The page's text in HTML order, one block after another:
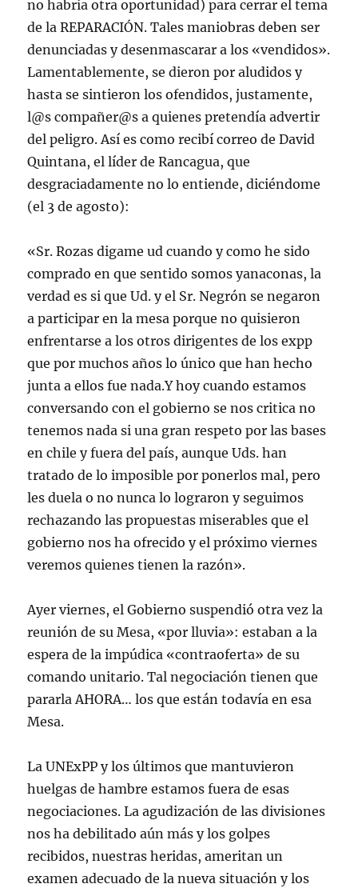
no habría otra oportunidad) para cerrar el tema
de la REPARACIÓN. Tales maniobras deben ser
denunciadas y desenmascarar a los «vendidos».
Lamentablemente, se dieron por aludidos y
hasta se sintieron los ofendidos, justamente,
l@s compañer@s a quienes pretendía advertir
del peligro. Así es como recibí correo de David
Quintana, el líder de Rancagua, que
desgraciadamente no lo entiende, diciéndome
(el 3 de agosto):
«Sr. Rozas digame ud cuando y como he sido
comprado en que sentido somos yanaconas, la
verdad es si que Ud. y el Sr. Negrón se negaron
a participar en la mesa porque no quisieron
enfrentarse a los otros dirigentes de los expp
que por muchos años lo único que han hecho
junta a ellos fue nada.Y hoy cuando estamos
conversando con el gobierno se nos critica no
tenemos nada si una gran respeto por las bases
en chile y fuera del país, aunque Uds. han
tratado de lo imposible por ponerlos mal, pero
les duela o no nunca lo lograron y seguimos
rechazando las propuestas miserables que el
gobierno nos ha ofrecido y el próximo viernes
veremos quienes tienen la razón».
Ayer viernes, el Gobierno suspendió otra vez la
reunión de su Mesa, «por lluvia»: estaban a la
espera de la impúdica «contraoferta» de su
comando unitario. Tal negociación tienen que
pararla AHORA… los que están todavía en esa
Mesa.
La UNExPP y los últimos que mantuvieron
huelgas de hambre estamos fuera de esas
negociaciones. La agudización de las divisiones
nos ha debilitado aún más y los golpes
recibidos, nuestras heridas, ameritan un
examen adecuado de la nueva situación y los